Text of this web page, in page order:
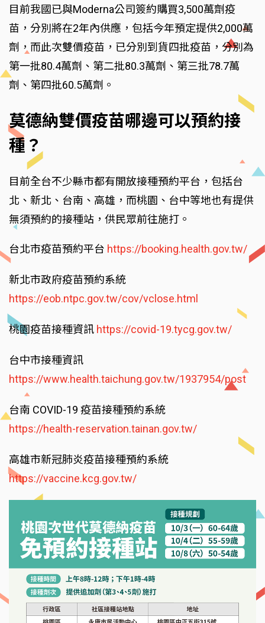
目前我國已與Moderna公司簽約購買3,500萬劑疫
苗，分別將在2年內供應，包括今年預定提供2,000萬
劑，而此次雙價疫苗，已分別到貨四批疫苗，分別為
第一批80.4萬劑、第二批80.3萬劑、第三批78.7萬
劑、第四批60.5萬劑。
莫德納雙價疫苗哪邊可以預約接
種？
目前全台不少縣市都有開放接種預約平台，包括台
北、新北、台南、高雄，而桃園、台中等地也有提供
無須預約的接種站，供民眾前往施打。
台北市疫苗預約平台 https://booking.health.gov.tw/
新北市政府疫苗預約系統
https://eob.ntpc.gov.tw/cov/vclose.html
桃園疫苗接種資訊 https://covid-19.tycg.gov.tw/
台中市接種資訊
https://www.health.taichung.gov.tw/1937954/post
台南 COVID-19 疫苗接種預約系統
https://health-reservation.tainan.gov.tw/
高雄市新冠肺炎疫苗接種預約系統
https://vaccine.kcg.gov.tw/